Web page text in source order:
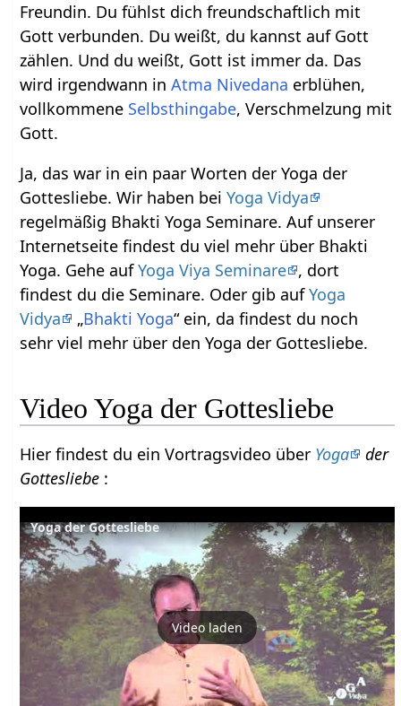
Freundin. Du fühlst dich freundschaftlich mit
Gott verbunden. Du weißt, du kannst auf Gott
zählen. Und du weißt, Gott ist immer da. Das
wird irgendwann inAtma Nivedana erblühen,
vollkommene Selbsthingabe, Verschmelzung mit
Gott.
Ja, das war in ein paar Worten der Yoga der
Gottesliebe. Wir haben beiYoga Vidya
regelmäßig Bhakti Yoga Seminare. Auf unserer
Internetseite findest du viel mehr über Bhakti
Yoga. Gehe aufYoga Viya Seminare , dort
findest du die Seminare. Oder gib aufYoga
Vidya
„Bhakti Yoga“ ein, da findest du noch
sehr viel mehr über den Yoga der Gottesliebe.
Video Yoga der Gottesliebe
Hier findest du ein Vortragsvideo über Yoga
der
Gottesliebe :
Yoga der Gottesliebe
Video laden